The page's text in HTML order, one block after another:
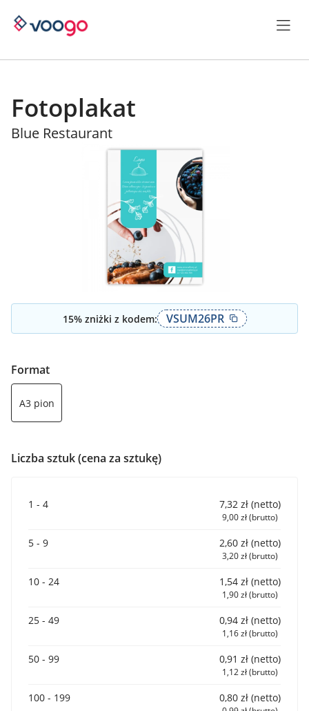
Fotoplakat
Blue Restaurant
15% zniżki z kodem: VSUM26PR
Format
A3 pion
Liczba sztuk (cena za sztukę)
1 - 4 7,32 zł (netto)
9,00 zł (brutto)
5 - 9 2,60 zł (netto)
3,20 zł (brutto)
10 - 24 1,54 zł (netto)
1,90 zł (brutto)
25 - 49 0,94 zł (netto)
1,16 zł (brutto)
50 - 99 0,91 zł (netto)
1,12 zł (brutto)
100 - 199 0,80 zł (netto)